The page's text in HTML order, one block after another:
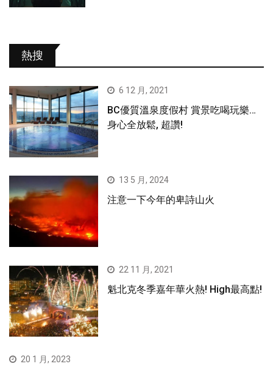
熱搜
6 12 月, 2021
BC優質溫泉度假村 賞景吃喝玩樂…
身心全放鬆, 超讚!
13 5 月, 2024
注意一下今年的卑詩山火
22 11 月, 2021
魁北克冬季嘉年華火熱! High最高點!
20 1 月, 2023